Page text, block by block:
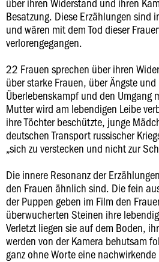
Besatzung. Diese Erzählungen sind
und wären mit dem Tod dieser
verlorengegangen.
22 Frauen sprechen über ihren
über starke Frauen, über Ängste
Überlebenskampf und den Umgang
Mutter wird am lebendigen Leibe
ihre Töchter beschützte, junge
deutschen Transport russischer
„sich zu verstecken und nicht zur
Die innere Resonanz der
den Frauen ähnlich sind. Die fein
der Puppen geben im Film den
überwucherten Steinen ihre
Verletzt liegen sie auf dem Boden,
werden von der Kamera behutsam
ganz ohne Worte eine nachwirkende